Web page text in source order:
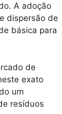
A adoção
dispersão de
básica para
de
exato
um
resíduos